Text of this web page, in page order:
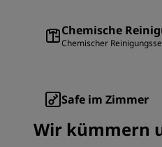
Chemische
Chemischer
Safe im Zimmer
Wir kümmern